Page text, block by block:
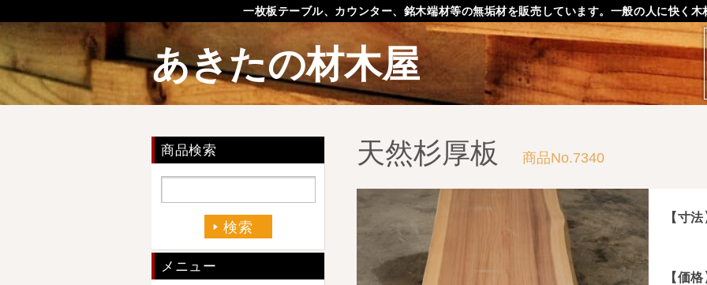
一枚板テーブル、カウンター、銘木端材等の無垢材を販売しています。一般の人に快く
あきたの材木屋
天然杉厚板 商品No.7340
【寸
【価
商品検索
メニュー